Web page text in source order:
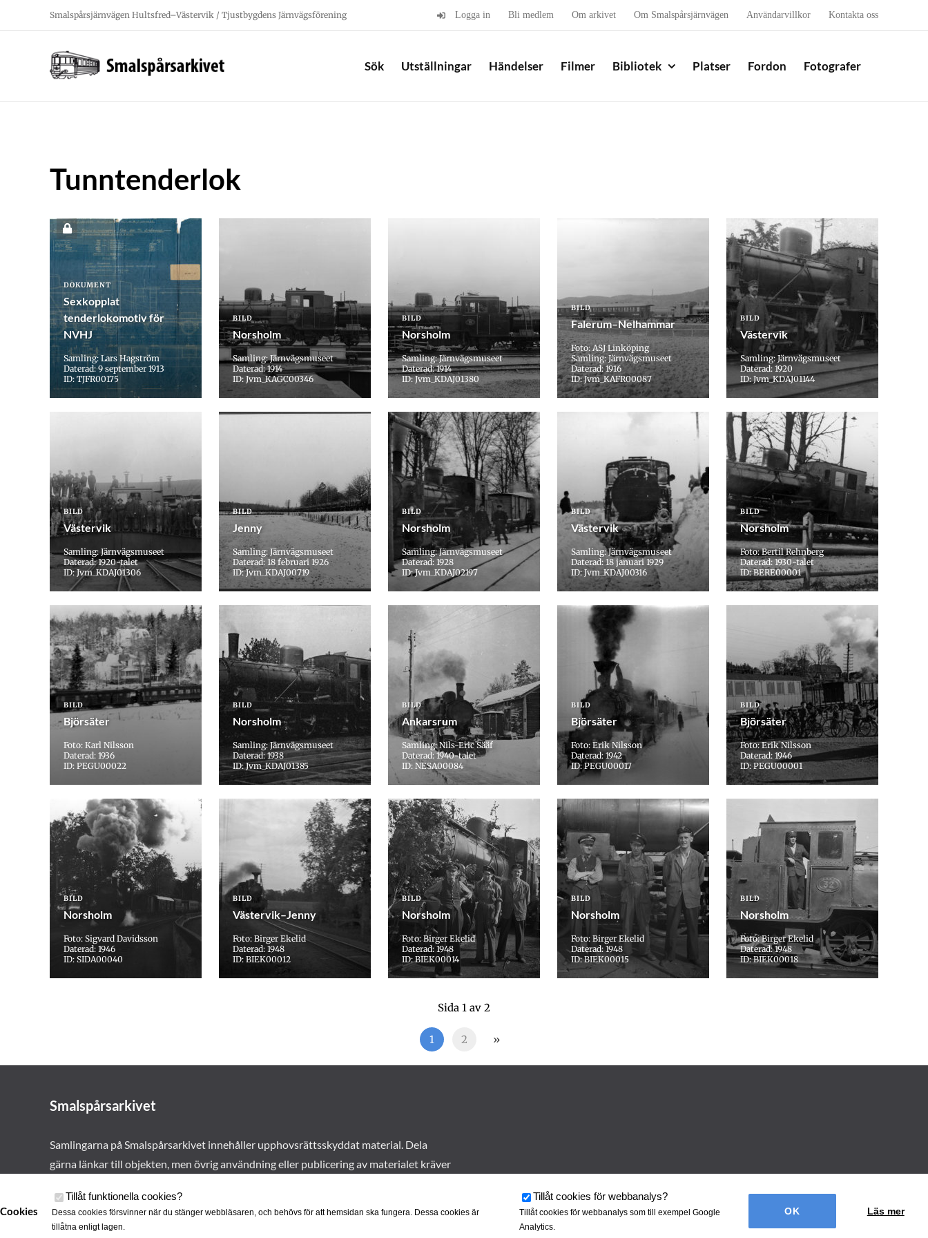
Smalspårsjärnvägen Hultsfred–Västervik / Tjustbygdens Järnvägsförening Logga in Bli medlem Om arkivet Om Smalspårsjärnvägen Användarvillkor Kontakta oss
Sök Utställningar Händelser Filmer Bibliotek Platser Fordon Fotografer
Tunntenderlok
DOKUMENT
Sexkopplat
tenderlokomotiv för
NVHJ
Samling: Lars Hagström
Daterad: 9 september 1913
ID: TJFR00175
BILD
Norsholm
Samling: Järnvägsmuseet
Daterad: 1914
ID: Jvm_KAGC00346
BILD
Norsholm
Samling: Järnvägsmuseet
Daterad: 1914
ID: Jvm_KDAJ01380
BILD
Falerum–Nelhammar
Foto: ASJ Linköping
Samling: Järnvägsmuseet
Daterad: 1916
ID: Jvm_KAFR00087
BILD
Västervik
Samling: Järnvägsmuseet
Daterad: 1920
ID: Jvm_KDAJ01144
BILD
Västervik
Samling: Järnvägsmuseet
Daterad: 1920-talet
ID: Jvm_KDAJ01306
BILD
Jenny
Samling: Järnvägsmuseet
Daterad: 18 februari 1926
ID: Jvm_KDAJ00719
BILD
Norsholm
Samling: Järnvägsmuseet
Daterad: 1928
ID: Jvm_KDAJ02197
BILD
Västervik
Samling: Järnvägsmuseet
Daterad: 18 januari 1929
ID: Jvm_KDAJ00316
BILD
Norsholm
Foto: Bertil Rehnberg
Daterad: 1930-talet
ID: BERE00001
BILD
Björsäter
Foto: Karl Nilsson
Daterad: 1936
ID: PEGU00022
BILD
Norsholm
Samling: Järnvägsmuseet
Daterad: 1938
ID: Jvm_KDAJ01385
BILD
Ankarsrum
Samling: Nils-Eric Sääf
Daterad: 1940-talet
ID: NESA00084
BILD
Björsäter
Foto: Erik Nilsson
Daterad: 1942
ID: PEGU00017
BILD
Björsäter
Foto: Erik Nilsson
Daterad: 1946
ID: PEGU00001
BILD
Norsholm
Foto: Sigvard Davidsson
Daterad: 1946
ID: SIDA00040
BILD
Västervik–Jenny
Foto: Birger Ekelid
Daterad: 1948
ID: BIEK00012
BILD
Norsholm
Foto: Birger Ekelid
Daterad: 1948
ID: BIEK00014
BILD
Norsholm
Foto: Birger Ekelid
Daterad: 1948
ID: BIEK00015
BILD
Norsholm
Foto: Birger Ekelid
Daterad: 1948
ID: BIEK00018
Sida 1 av 2
1 2 »
Smalspårsarkivet
Samlingarna på Smalspårsarkivet innehåller upphovsrättsskyddat material. Dela
gärna länkar till objekten, men övrig användning eller publicering av materialet kräver
Cookies
Tillåt funktionella cookies?
Dessa cookies försvinner när du stänger webbläsaren, och behövs för att hemsidan ska fungera. Dessa cookies är
tillåtna enligt lagen.
Tillåt cookies för webbanalys?
Tillåt cookies för webbanalys som till exempel Google
Analytics.
Läs mer